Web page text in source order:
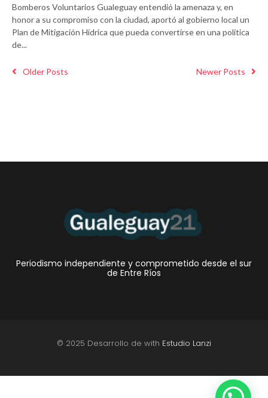
Bomberos Voluntarios Gualeguay entendió la amenaza y, en
honor a su compromiso con la ciudad, aportó al gobierno local un
Plan de Mitigación Hídrica que pueda convertirse en una política
de...
Older Posts Newer Posts
Periodismo independiente y comprometido desde el sur
de Entre Ríos
© 2025 Desarrollo de with Estudio Lanzi